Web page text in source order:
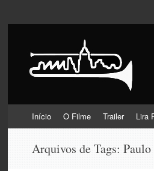
Lira
para
conteúdo
Início O Filme Trailer Lira
Arquivos de Tags: